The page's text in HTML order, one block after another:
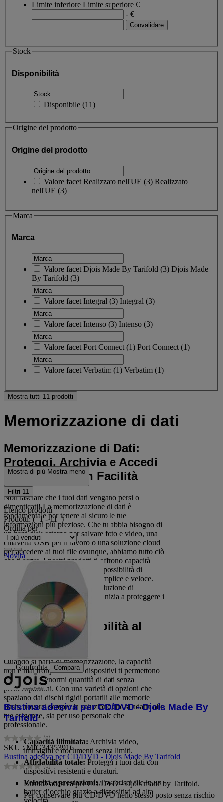
Limite inferiore Limite superiore €
- €
Stock
Disponibilità
Disponibile (11)
Origine del prodotto
Origine del prodotto
Valore facet Realizzato nell'UE (3) Realizzato
nell'UE (3)
Marca
Marca
Valore facet Djois Made By Tarifold (3) Djois Made
By Tarifold (3)
Valore facet Integral (3) Integral (3)
Valore facet Intenso (3) Intenso (3)
Valore facet Port Connect (1) Port Connect (1)
Valore facet Verbatim (1) Verbatim (1)
Mostra tutti 11 prodotti
Memorizzazione di dati
Memorizzazione di Dati:
Proteggi, Archivia e Accedi
ai Tuoi Dati con Facilità
Non lasciare che i tuoi dati vengano persi o
dimenticati! La memorizzazione di dati è
fondamentale per tenere al sicuro le tue
informazioni più preziose. Che tu abbia bisogno di
un hard disk esterno per salvare foto e video, una
chiavetta USB per il lavoro o una soluzione cloud
per accedere ai tuoi file ovunque, abbiamo tutto ciò
che ti serve. I nostri prodotti ti offrono capacità
elevate, sicurezza avanzata e la possibilità di
accedere ai tuoi dati in modo semplice e veloce.
Non perdere tempo, scegli la soluzione di
memorizzazione giusta per te e inizia a proteggere i
tuoi dati oggi stesso!
Capacità e Affidabilità al
Primo Posto
Quando si parla di memorizzazione, la capacità
non è mai troppa. I nostri dispositivi ti permettono
di archiviare enormi quantità di dati senza
preoccupazioni. Con una varietà di opzioni che
spaziano dai dischi rigidi portatili alle memorie
flash, troverai sempre la soluzione che si adatta alle
tue esigenze, sia per uso personale che
professionale.
Capacità illimitata: Archivia video,
immagini e documenti senza limiti.
Affidabilità totale:Proteggi i tuoi dati con
dispositivi resistenti e duraturi.
Velocità e prestazioni:Trasferisci file in un
batter d’occhio grazie a dispositivi ad alta
Mostra di più Mostra meno
Filtri 11
Elenco prodotti
Prodotti:( 1 - 11 )
Ordina per
Novità
Confronta Compara
Bustina adesiva per CD/DVD - Djois Made By
Tarifold
(0)
0.0
su
5
stelle.
SKU : MIG34353916
Bustina adesiva per CD/DVD - Djois Made By Tarifold
(0)
0.0
stelle.
Bustina adesiva per CD/DVD - Djois made by Tarifold.
Per conservare più CD/DVD nello stesso posto senza rischio